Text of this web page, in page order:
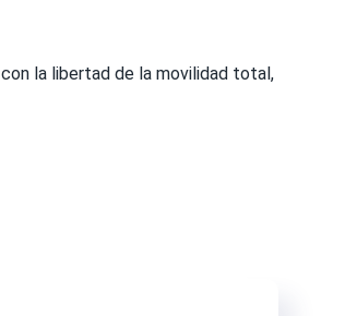
con la libertad de la movilidad total,